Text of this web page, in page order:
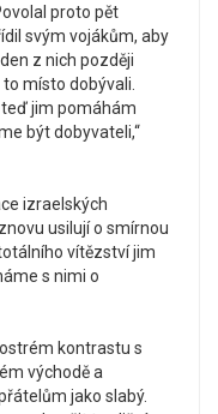
proto pět
svým vojákům, aby
z nich později
místo dobývali.
teď jim pomáhám
být dobyvateli,“
izraelských
usilují o smírnou
vítězství jim
s nimi o
kontrastu s
východě a
jako slabý.